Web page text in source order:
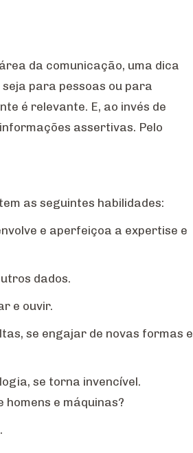
da comunicação, uma dica
para pessoas ou para
é relevante. E, ao invés de
assertivas. Pelo
as seguintes habilidades:
e aperfeiçoa a expertise e
dados.
e ouvir.
se engajar de novas formas e
se torna invencível.
e máquinas?